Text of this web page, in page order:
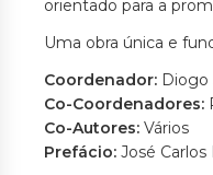
orientado para a
Uma obra única e
Coordenador: Diogo
Co-Coordenadores:
Co-Autores: Vários
Prefácio: José Carlos